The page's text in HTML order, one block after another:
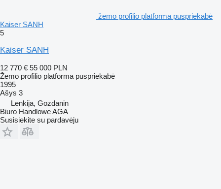
žemo profilio platforma puspriekabė
Kaiser SANH
5
Kaiser SANH
12 770 € 55 000 PLN
Žemo profilio platforma puspriekabė
1995
Ašys 3
Lenkija, Gozdanin
Biuro Handlowe AGA
Susisiekite su pardavėju